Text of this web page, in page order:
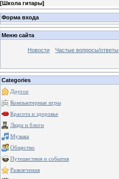
[Школа гитары]
Форма входа
Меню сайта
Новости Частые вопросы/ответы
Categories
Другое
Компьютерные игры
Красота и здоровье
Люди и блоги
Музыка
Общество
Путешествия и события
Развлечения